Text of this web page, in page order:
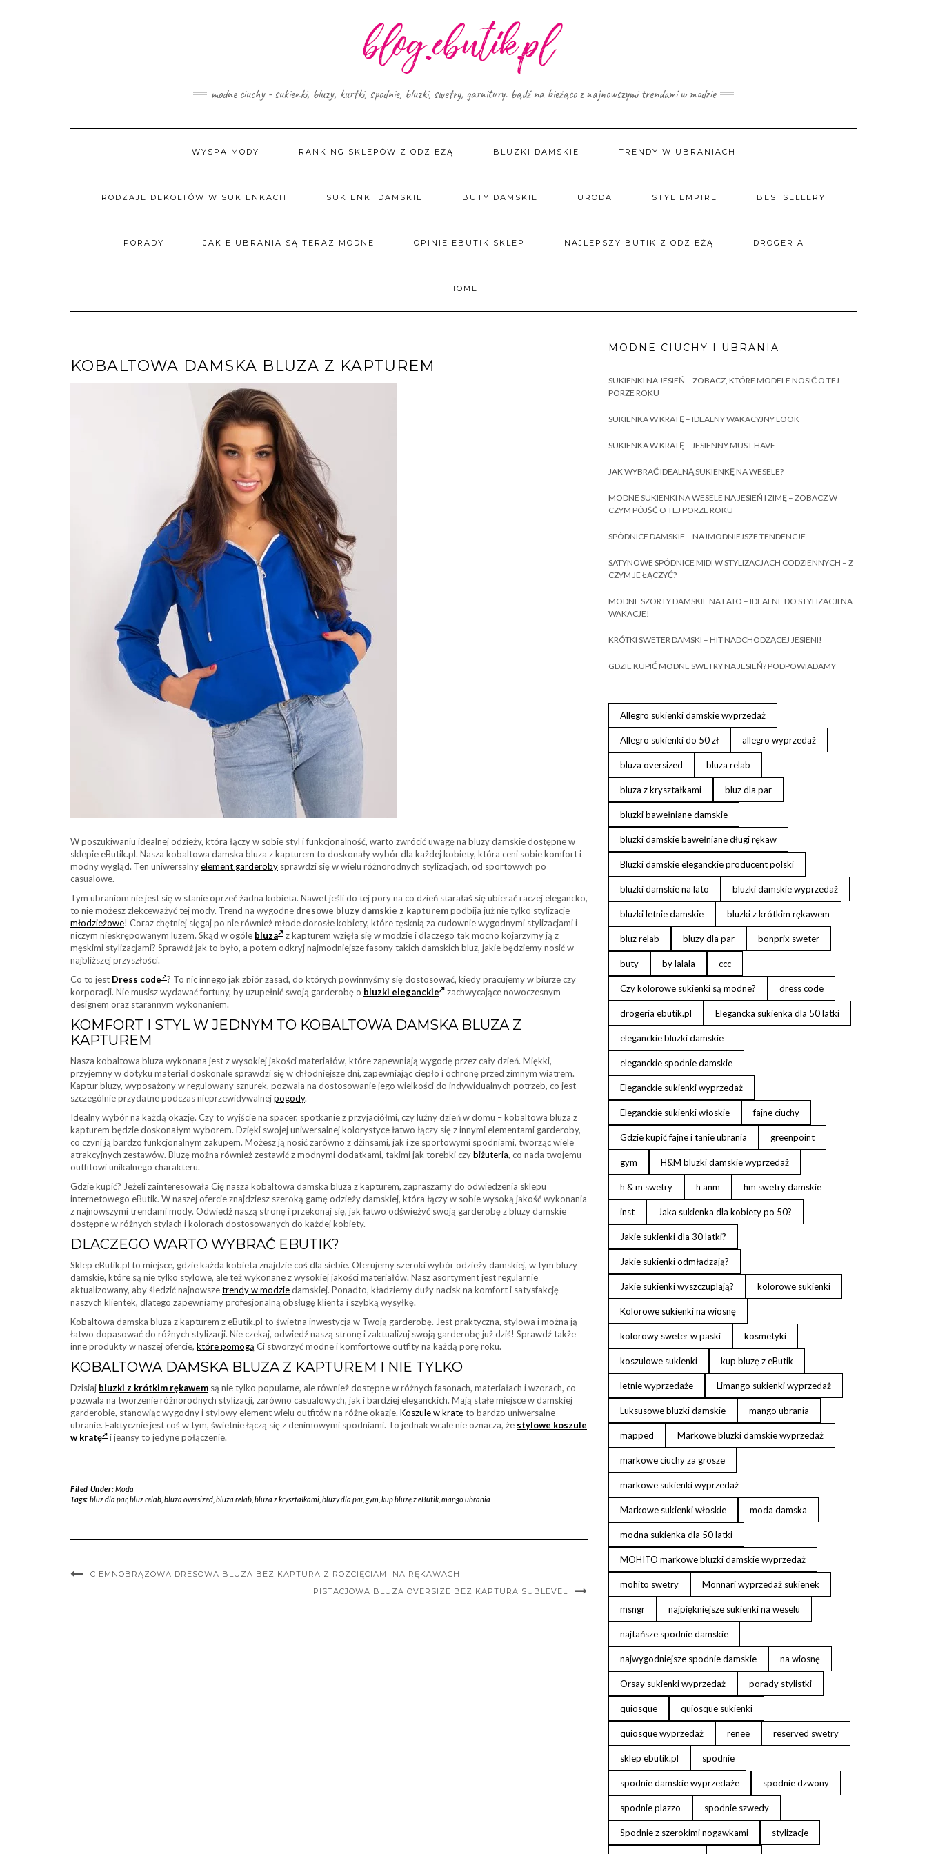
modne ciuchy - sukienki, bluzy, kurtki, spodnie, bluzki, swetry, garnitury. bądź na bieżąco z najnowszymi trendami w modzie
WYSPA MODY RANKING SKLEPÓW Z ODZIEŻĄ BLUZKI DAMSKIE TRENDY W UBRANIACH
RODZAJE DEKOLTÓW W SUKIENKACH SUKIENKI DAMSKIE BUTY DAMSKIE URODA STYL EMPIRE BESTSELLERY
PORADY JAKIE UBRANIA SĄ TERAZ MODNE OPINIE EBUTIK SKLEP NAJLEPSZY BUTIK Z ODZIEŻĄ DROGERIA
HOME
KOBALTOWA DAMSKA BLUZA Z KAPTUREM
W poszukiwaniu idealnej odzieży, która łączy w sobie styl i funkcjonalność, warto zwrócić uwagę na bluzy damskie dostępne w
sklepie eButik.pl. Nasza kobaltowa damska bluza z kapturem to doskonały wybór dla każdej kobiety, która ceni sobie komfort i
modny wygląd. Ten uniwersalnyelement garderoby sprawdzi się w wielu różnorodnych stylizacjach, od sportowych po
casualowe.
Tym ubraniom nie jest się w stanie oprzeć żadna kobieta. Nawet jeśli do tej pory na co dzień starałaś się ubierać raczej elegancko,
to nie możesz zlekceważyć tej mody. Trend na wygodne dresowe bluzy damskie z kapturempodbija już nie tylko stylizacje
młodzieżowe! Coraz chętniej sięgaj po nie również młode dorosłe kobiety, które tęsknią za cudownie wygodnymi stylizacjami i
niczym nieskrępowanym luzem. Skąd w ogóle bluza
z kapturem wzięła się w modzie i dlaczego tak mocno kojarzymy ją z
męskimi stylizacjami? Sprawdź jak to było, a potem odkryj najmodniejsze fasony takich damskich bluz, jakie będziemy nosić w
najbliższej przyszłości.
Co to jest Dress code ? To nic innego jak zbiór zasad, do których powinnyśmy się dostosować, kiedy pracujemy w biurze czy
korporacji. Nie musisz wydawać fortuny, by uzupełnić swoją garderobę o bluzki eleganckie
zachwycające nowoczesnym
designem oraz starannym wykonaniem.
KOMFORT I STYL W JEDNYM TO KOBALTOWA DAMSKA BLUZA Z
KAPTUREM
Nasza kobaltowa bluza wykonana jest z wysokiej jakości materiałów, które zapewniają wygodę przez cały dzień. Miękki,
przyjemny w dotyku materiał doskonale sprawdzi się w chłodniejsze dni, zapewniając ciepło i ochronę przed zimnym wiatrem.
Kaptur bluzy, wyposażony w regulowany sznurek, pozwala na dostosowanie jego wielkości do indywidualnych potrzeb, co jest
szczególnie przydatne podczas nieprzewidywalnejpogody.
Idealny wybór na każdą okazję. Czy to wyjście na spacer, spotkanie z przyjaciółmi, czy luźny dzień w domu – kobaltowa bluza z
kapturem będzie doskonałym wyborem. Dzięki swojej uniwersalnej kolorystyce łatwo łączy się z innymi elementami garderoby,
co czyni ją bardzo funkcjonalnym zakupem. Możesz ją nosić zarówno z dżinsami, jak i ze sportowymi spodniami, tworząc wiele
atrakcyjnych zestawów. Bluzę można również zestawić z modnymi dodatkami, takimi jak torebki czybiżuteria, co nada twojemu
outfitowi unikalnego charakteru.
Gdzie kupić? Jeżeli zainteresowała Cię nasza kobaltowa damska bluza z kapturem, zapraszamy do odwiedzenia sklepu
internetowego eButik. W naszej ofercie znajdziesz szeroką gamę odzieży damskiej, która łączy w sobie wysoką jakość wykonania
z najnowszymi trendami mody. Odwiedź naszą stronę i przekonaj się, jak łatwo odświeżyć swoją garderobę z bluzy damskie
dostępne w różnych stylach i kolorach dostosowanych do każdej kobiety.
DLACZEGO WARTO WYBRAĆ EBUTIK?
Sklep eButik.pl to miejsce, gdzie każda kobieta znajdzie coś dla siebie. Oferujemy szeroki wybór odzieży damskiej, w tym bluzy
damskie, które są nie tylko stylowe, ale też wykonane z wysokiej jakości materiałów. Nasz asortyment jest regularnie
aktualizowany, aby śledzić najnowszetrendy w modziedamskiej. Ponadto, kładziemy duży nacisk na komfort i satysfakcję
naszych klientek, dlatego zapewniamy profesjonalną obsługę klienta i szybką wysyłkę.
Kobaltowa damska bluza z kapturem z eButik.pl to świetna inwestycja w Twoją garderobę. Jest praktyczna, stylowa i można ją
łatwo dopasować do różnych stylizacji. Nie czekaj, odwiedź naszą stronę i zaktualizuj swoją garderobę już dziś! Sprawdź także
inne produkty w naszej ofercie, które pomogą Ci stworzyć modne i komfortowe outfity na każdą porę roku.
KOBALTOWA DAMSKA BLUZA Z KAPTUREM I NIE TYLKO
Dzisiaj bluzki z krótkim rękawem są nie tylko popularne, ale również dostępne w różnych fasonach, materiałach i wzorach, co
pozwala na tworzenie różnorodnych stylizacji, zarówno casualowych, jak i bardziej eleganckich. Mają stałe miejsce w damskiej
garderobie, stanowiąc wygodny i stylowy element wielu outfitów na różne okazje. Koszule w kratęto bardzo uniwersalne
ubranie. Faktycznie jest coś w tym, świetnie łączą się z denimowymi spodniami. To jednak wcale nie oznacza, że stylowe koszule
w kratę
i jeansy to jedyne połączenie.
Filed Under:Moda
Tags: bluz dla par, bluz relab, bluza oversized, bluza relab, bluza z kryształkami, bluzy dla par, gym kup bluzę z eButik, mango ubrania
CIEMNOBRĄZOWA DRESOWA BLUZA BEZ KAPTURA Z ROZCIĘCIAMI NA RĘKAWACH
PISTACJOWA BLUZA OVERSIZE BEZ KAPTURA SUBLEVEL
MODNE CIUCHY I UBRANIA
SUKIENKI NA JESIEŃ – ZOBACZ, KTÓRE MODELE NOSIĆ O TEJ
PORZE ROKU
SUKIENKA W KRATĘ – IDEALNY WAKACYJNY LOOK
SUKIENKA W KRATĘ – JESIENNY MUST HAVE
JAK WYBRAĆ IDEALNĄ SUKIENKĘ NA WESELE?
MODNE SUKIENKI NA WESELE NA JESIEŃ I ZIMĘ – ZOBACZ W
CZYM PÓJŚĆ O TEJ PORZE ROKU
SPÓDNICE DAMSKIE – NAJMODNIEJSZE TENDENCJE
SATYNOWE SPÓDNICE MIDI W STYLIZACJACH CODZIENNYCH – Z
CZYM JE ŁĄCZYĆ?
MODNE SZORTY DAMSKIE NA LATO – IDEALNE DO STYLIZACJI NA
WAKACJE!
KRÓTKI SWETER DAMSKI – HIT NADCHODZĄCEJ JESIENI!
GDZIE KUPIĆ MODNE SWETRY NA JESIEŃ? PODPOWIADAMY
Allegro sukienki damskie wyprzedaż
Allegro sukienki do 50 zł allegro wyprzedaż
bluza oversized bluza relab
bluza z kryształkami bluz dla par
bluzki bawełniane damskie
bluzki damskie bawełniane długi rękaw
Bluzki damskie eleganckie producent polski
bluzki damskie na lato bluzki damskie wyprzedaż
bluzki letnie damskie bluzki z krótkim rękawem
bluz relab bluzy dla par bonprix sweter
buty by lalala ccc
Czy kolorowe sukienki są modne? dress code
drogeria ebutik.pl Elegancka sukienka dla 50 latki
eleganckie bluzki damskie
eleganckie spodnie damskie
Eleganckie sukienki wyprzedaż
Eleganckie sukienki włoskie fajne ciuchy
Gdzie kupić fajne i tanie ubrania greenpoint
gym H&M bluzki damskie wyprzedaż
h & m swetry h anm hm swetry damskie
inst Jaka sukienka dla kobiety po 50?
Jakie sukienki dla 30 latki?
Jakie sukienki odmładzają?
Jakie sukienki wyszczuplają? kolorowe sukienki
Kolorowe sukienki na wiosnę
kolorowy sweter w paski kosmetyki
koszulowe sukienki kup bluzę z eButik
letnie wyprzedaże Limango sukienki wyprzedaż
Luksusowe bluzki damskie mango ubrania
mapped Markowe bluzki damskie wyprzedaż
markowe ciuchy za grosze
markowe sukienki wyprzedaż
Markowe sukienki włoskie moda damska
modna sukienka dla 50 latki
MOHITO markowe bluzki damskie wyprzedaż
mohito swetry Monnari wyprzedaż sukienek
msngr najpiękniejsze sukienki na weselu
najtańsze spodnie damskie
najwygodniejsze spodnie damskie na wiosnę
Orsay sukienki wyprzedaż porady stylistki
quiosque quiosque sukienki
quiosque wyprzedaż renee reserved swetry
sklep ebutik.pl spodnie
spodnie damskie wyprzedaże spodnie dzwony
spodnie plazzo spodnie szwedy
Spodnie z szerokimi nogawkami stylizacje